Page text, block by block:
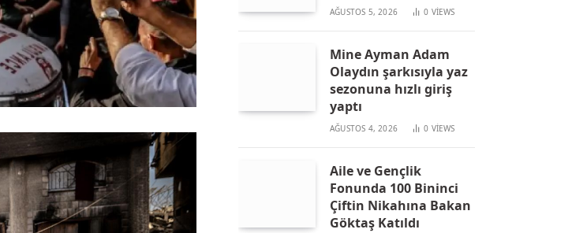
AĞUSTOS 5, 2026 0 VIEWS
Mine Ayman Adam
Olaydın şarkısıyla yaz
sezonuna hızlı giriş
yaptı
AĞUSTOS 4, 2026 0 VIEWS
Aile ve Gençlik
Fonunda 100 Bininci
Çiftin Nikahına Bakan
Göktaş Katıldı